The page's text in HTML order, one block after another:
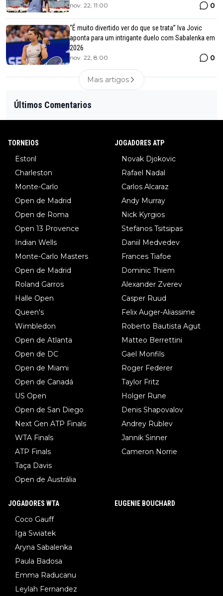
nov. 22, 11:00 0
“É muito divertido ver do que se trata” Iva Jovic
aponta para um intrigante duelo com Sabalenka em
2026
nov. 22, 8:00 0
Mais artigos
Últimos Comentarios
TORNEIOS
Estoril
Charleston
Monte-Carlo
Open de Madrid
Open de Roma
Open 13 Provence
Indian Wells
Monte-Carlo Masters
Open de Madrid
Roland Garros
Halle Open
Queen's
Wimbledon
Open de Atlanta
Open de DC
Open de Miami
Open de Canadá
US Open
Open de San Diego
Next Gen ATP Finals
WTA Finals
ATP Finals
Taça Davis
Open de Austrália
JOGADORES ATP
Novak Djokovic
Rafael Nadal
Carlos Alcaraz
Andy Murray
Nick Kyrgios
Stefanos Tsitsipas
Daniil Medvedev
Frances Tiafoe
Dominic Thiem
Alexander Zverev
Casper Ruud
Felix Auger-Aliassime
Roberto Bautista Agut
Matteo Berrettini
Gael Monfils
Roger Federer
Taylor Fritz
Holger Rune
Denis Shapovalov
Andrey Rublev
Jannik Sinner
Cameron Norrie
JOGADORES WTA
Coco Gauff
Iga Swiatek
Aryna Sabalenka
Paula Badosa
Emma Raducanu
Leylah Fernandez
EUGENIE BOUCHARD